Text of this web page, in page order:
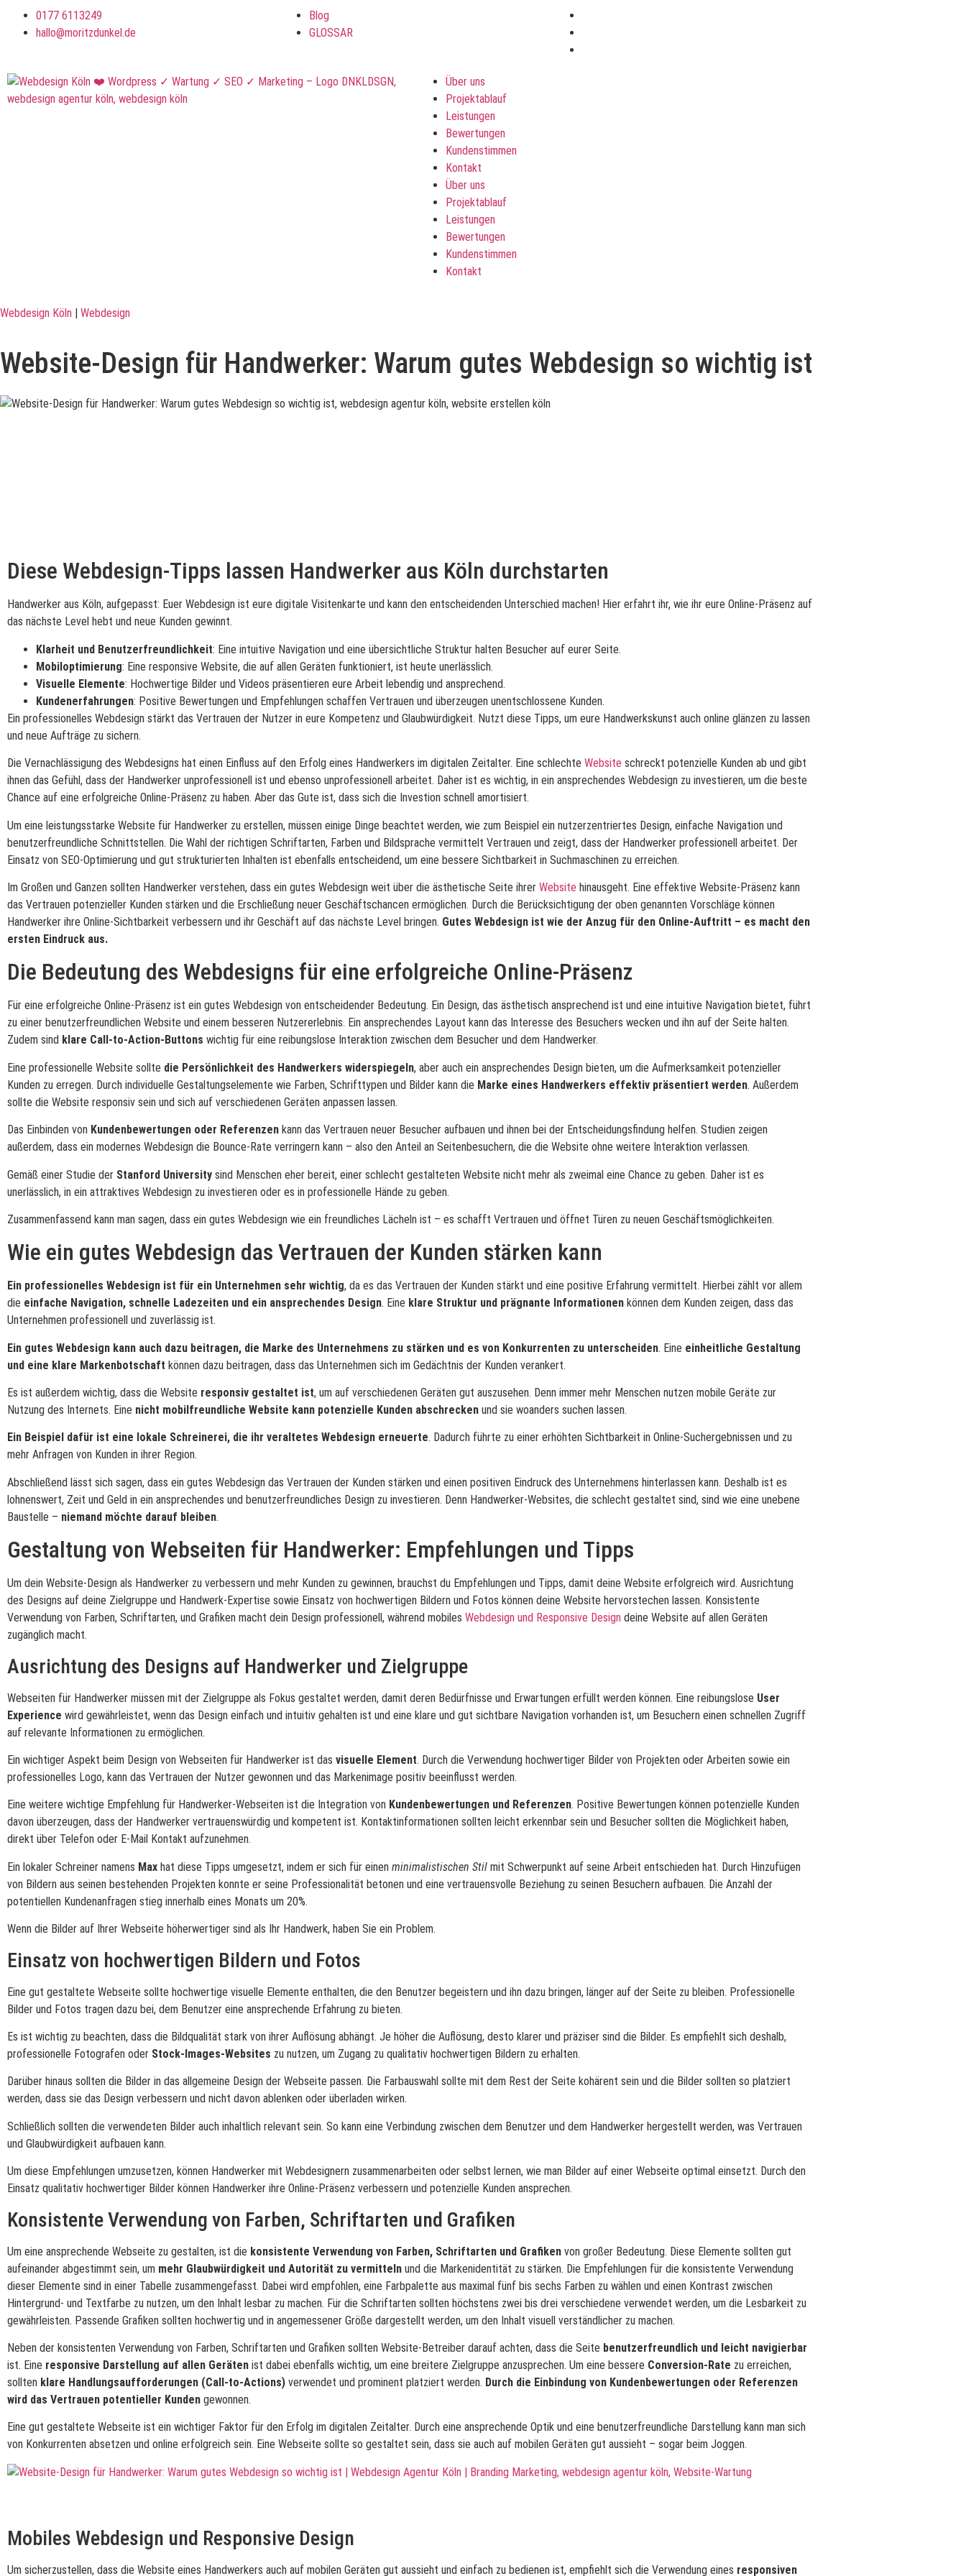
0177 6113249
hallo@moritzdunkel.de
Blog
GLOSSAR
Über uns
Projektablauf
Leistungen
Bewertungen
Kundenstimmen
Kontakt
Über uns
Projektablauf
Leistungen
Bewertungen
Kundenstimmen
Kontakt
Webdesign Köln | Webdesign
Website-Design für Handwerker: Warum gutes Webdesign so wichtig ist
Diese Webdesign-Tipps lassen Handwerker aus Köln durchstarten
Handwerker aus Köln, aufgepasst: Euer Webdesign ist eure digitale Visitenkarte und kann den entscheidenden Unterschied machen! Hier erfahrt ihr, wie ihr eure Online-Präsenz auf
das nächste Level hebt und neue Kunden gewinnt.
Klarheit und Benutzerfreundlichkeit: Eine intuitive Navigation und eine übersichtliche Struktur halten Besucher auf eurer Seite.
Mobiloptimierung: Eine responsive Website, die auf allen Geräten funktioniert, ist heute unerlässlich.
Visuelle Elemente: Hochwertige Bilder und Videos präsentieren eure Arbeit lebendig und ansprechend.
Kundenerfahrungen: Positive Bewertungen und Empfehlungen schaffen Vertrauen und überzeugen unentschlossene Kunden.
Ein professionelles Webdesign stärkt das Vertrauen der Nutzer in eure Kompetenz und Glaubwürdigkeit. Nutzt diese Tipps, um eure Handwerkskunst auch online glänzen zu lassen
und neue Aufträge zu sichern.
Die Vernachlässigung des Webdesigns hat einen Einfluss auf den Erfolg eines Handwerkers im digitalen Zeitalter. Eine schlechte Website schreckt potenzielle Kunden ab und gibt
ihnen das Gefühl, dass der Handwerker unprofessionell ist und ebenso unprofessionell arbeitet. Daher ist es wichtig, in ein ansprechendes Webdesign zu investieren, um die beste
Chance auf eine erfolgreiche Online-Präsenz zu haben. Aber das Gute ist, dass sich die Investion schnell amortisiert.
Um eine leistungsstarke Website für Handwerker zu erstellen, müssen einige Dinge beachtet werden, wie zum Beispiel ein nutzerzentriertes Design, einfache Navigation und
benutzerfreundliche Schnittstellen. Die Wahl der richtigen Schriftarten, Farben und Bildsprache vermittelt Vertrauen und zeigt, dass der Handwerker professionell arbeitet. Der
Einsatz von SEO-Optimierung und gut strukturierten Inhalten ist ebenfalls entscheidend, um eine bessere Sichtbarkeit in Suchmaschinen zu erreichen.
Im Großen und Ganzen sollten Handwerker verstehen, dass ein gutes Webdesign weit über die ästhetische Seite ihrer Website hinausgeht. Eine effektive Website-Präsenz kann
das Vertrauen potenzieller Kunden stärken und die Erschließung neuer Geschäftschancen ermöglichen. Durch die Berücksichtigung der oben genannten Vorschläge können
Handwerker ihre Online-Sichtbarkeit verbessern und ihr Geschäft auf das nächste Level bringen. Gutes Webdesign ist wie der Anzug für den Online-Auftritt – es macht den
ersten Eindruck aus.
Die Bedeutung des Webdesigns für eine erfolgreiche Online-Präsenz
Für eine erfolgreiche Online-Präsenz ist ein gutes Webdesign von entscheidender Bedeutung. Ein Design, das ästhetisch ansprechend ist und eine intuitive Navigation bietet, führt
zu einer benutzerfreundlichen Website und einem besseren Nutzererlebnis. Ein ansprechendes Layout kann das Interesse des Besuchers wecken und ihn auf der Seite halten.
Zudem sind klare Call-to-Action-Buttons wichtig für eine reibungslose Interaktion zwischen dem Besucher und dem Handwerker.
Eine professionelle Website sollte die Persönlichkeit des Handwerkers widerspiegeln, aber auch ein ansprechendes Design bieten, um die Aufmerksamkeit potenzieller
Kunden zu erregen. Durch individuelle Gestaltungselemente wie Farben, Schrifttypen und Bilder kann die Marke eines Handwerkers effektiv präsentiert werden. Außerdem
sollte die Website responsiv sein und sich auf verschiedenen Geräten anpassen lassen.
Das Einbinden von Kundenbewertungen oder Referenzen kann das Vertrauen neuer Besucher aufbauen und ihnen bei der Entscheidungsfindung helfen. Studien zeigen
außerdem, dass ein modernes Webdesign die Bounce-Rate verringern kann – also den Anteil an Seitenbesuchern, die die Website ohne weitere Interaktion verlassen.
Gemäß einer Studie der Stanford University sind Menschen eher bereit, einer schlecht gestalteten Website nicht mehr als zweimal eine Chance zu geben. Daher ist es
unerlässlich, in ein attraktives Webdesign zu investieren oder es in professionelle Hände zu geben.
Zusammenfassend kann man sagen, dass ein gutes Webdesign wie ein freundliches Lächeln ist – es schafft Vertrauen und öffnet Türen zu neuen Geschäftsmöglichkeiten.
Wie ein gutes Webdesign das Vertrauen der Kunden stärken kann
Ein professionelles Webdesign ist für ein Unternehmen sehr wichtig, da es das Vertrauen der Kunden stärkt und eine positive Erfahrung vermittelt. Hierbei zählt vor allem
die einfache Navigation, schnelle Ladezeiten und ein ansprechendes Design. Eine klare Struktur und prägnante Informationen können dem Kunden zeigen, dass das
Unternehmen professionell und zuverlässig ist.
Ein gutes Webdesign kann auch dazu beitragen, die Marke des Unternehmens zu stärken und es von Konkurrenten zu unterscheiden. Eine einheitliche Gestaltung
und eine klare Markenbotschaft können dazu beitragen, dass das Unternehmen sich im Gedächtnis der Kunden verankert.
Es ist außerdem wichtig, dass die Website responsiv gestaltet ist, um auf verschiedenen Geräten gut auszusehen. Denn immer mehr Menschen nutzen mobile Geräte zur
Nutzung des Internets. Eine nicht mobilfreundliche Website kann potenzielle Kunden abschrecken und sie woanders suchen lassen.
Ein Beispiel dafür ist eine lokale Schreinerei, die ihr veraltetes Webdesign erneuerte. Dadurch führte zu einer erhöhten Sichtbarkeit in Online-Suchergebnissen und zu
mehr Anfragen von Kunden in ihrer Region.
Abschließend lässt sich sagen, dass ein gutes Webdesign das Vertrauen der Kunden stärken und einen positiven Eindruck des Unternehmens hinterlassen kann. Deshalb ist es
lohnenswert, Zeit und Geld in ein ansprechendes und benutzerfreundliches Design zu investieren. Denn Handwerker-Websites, die schlecht gestaltet sind, sind wie eine unebene
Baustelle – niemand möchte darauf bleiben.
Gestaltung von Webseiten für Handwerker: Empfehlungen und Tipps
Um dein Website-Design als Handwerker zu verbessern und mehr Kunden zu gewinnen, brauchst du Empfehlungen und Tipps, damit deine Website erfolgreich wird. Ausrichtung
des Designs auf deine Zielgruppe und Handwerk-Expertise sowie Einsatz von hochwertigen Bildern und Fotos können deine Website hervorstechen lassen. Konsistente
Verwendung von Farben, Schriftarten, und Grafiken macht dein Design professionell, während mobiles Webdesign und Responsive Design deine Website auf allen Geräten
zugänglich macht.
Ausrichtung des Designs auf Handwerker und Zielgruppe
Webseiten für Handwerker müssen mit der Zielgruppe als Fokus gestaltet werden, damit deren Bedürfnisse und Erwartungen erfüllt werden können. Eine reibungslose User
Experience wird gewährleistet, wenn das Design einfach und intuitiv gehalten ist und eine klare und gut sichtbare Navigation vorhanden ist, um Besuchern einen schnellen Zugriff
auf relevante Informationen zu ermöglichen.
Ein wichtiger Aspekt beim Design von Webseiten für Handwerker ist das visuelle Element. Durch die Verwendung hochwertiger Bilder von Projekten oder Arbeiten sowie ein
professionelles Logo, kann das Vertrauen der Nutzer gewonnen und das Markenimage positiv beeinflusst werden.
Eine weitere wichtige Empfehlung für Handwerker-Webseiten ist die Integration von Kundenbewertungen und Referenzen. Positive Bewertungen können potenzielle Kunden
davon überzeugen, dass der Handwerker vertrauenswürdig und kompetent ist. Kontaktinformationen sollten leicht erkennbar sein und Besucher sollten die Möglichkeit haben,
direkt über Telefon oder E-Mail Kontakt aufzunehmen.
Ein lokaler Schreiner namens Max hat diese Tipps umgesetzt, indem er sich für einen minimalistischen Stil mit Schwerpunkt auf seine Arbeit entschieden hat. Durch Hinzufügen
von Bildern aus seinen bestehenden Projekten konnte er seine Professionalität betonen und eine vertrauensvolle Beziehung zu seinen Besuchern aufbauen. Die Anzahl der
potentiellen Kundenanfragen stieg innerhalb eines Monats um 20%.
Wenn die Bilder auf Ihrer Webseite höherwertiger sind als Ihr Handwerk, haben Sie ein Problem.
Einsatz von hochwertigen Bildern und Fotos
Eine gut gestaltete Webseite sollte hochwertige visuelle Elemente enthalten, die den Benutzer begeistern und ihn dazu bringen, länger auf der Seite zu bleiben. Professionelle
Bilder und Fotos tragen dazu bei, dem Benutzer eine ansprechende Erfahrung zu bieten.
Es ist wichtig zu beachten, dass die Bildqualität stark von ihrer Auflösung abhängt. Je höher die Auflösung, desto klarer und präziser sind die Bilder. Es empfiehlt sich deshalb,
professionelle Fotografen oder Stock-Images-Websites zu nutzen, um Zugang zu qualitativ hochwertigen Bildern zu erhalten.
Darüber hinaus sollten die Bilder in das allgemeine Design der Webseite passen. Die Farbauswahl sollte mit dem Rest der Seite kohärent sein und die Bilder sollten so platziert
werden, dass sie das Design verbessern und nicht davon ablenken oder überladen wirken.
Schließlich sollten die verwendeten Bilder auch inhaltlich relevant sein. So kann eine Verbindung zwischen dem Benutzer und dem Handwerker hergestellt werden, was Vertrauen
und Glaubwürdigkeit aufbauen kann.
Um diese Empfehlungen umzusetzen, können Handwerker mit Webdesignern zusammenarbeiten oder selbst lernen, wie man Bilder auf einer Webseite optimal einsetzt. Durch den
Einsatz qualitativ hochwertiger Bilder können Handwerker ihre Online-Präsenz verbessern und potenzielle Kunden ansprechen.
Konsistente Verwendung von Farben, Schriftarten und Grafiken
Um eine ansprechende Webseite zu gestalten, ist die konsistente Verwendung von Farben, Schriftarten und Grafiken von großer Bedeutung. Diese Elemente sollten gut
aufeinander abgestimmt sein, um mehr Glaubwürdigkeit und Autorität zu vermitteln und die Markenidentität zu stärken. Die Empfehlungen für die konsistente Verwendung
dieser Elemente sind in einer Tabelle zusammengefasst. Dabei wird empfohlen, eine Farbpalette aus maximal fünf bis sechs Farben zu wählen und einen Kontrast zwischen
Hintergrund- und Textfarbe zu nutzen, um den Inhalt lesbar zu machen. Für die Schriftarten sollten höchstens zwei bis drei verschiedene verwendet werden, um die Lesbarkeit zu
gewährleisten. Passende Grafiken sollten hochwertig und in angemessener Größe dargestellt werden, um den Inhalt visuell verständlicher zu machen.
Neben der konsistenten Verwendung von Farben, Schriftarten und Grafiken sollten Website-Betreiber darauf achten, dass die Seite benutzerfreundlich und leicht navigierbar
ist. Eine responsive Darstellung auf allen Geräten ist dabei ebenfalls wichtig, um eine breitere Zielgruppe anzusprechen. Um eine bessere Conversion-Rate zu erreichen,
sollten klare Handlungsaufforderungen (Call-to-Actions) verwendet und prominent platziert werden. Durch die Einbindung von Kundenbewertungen oder Referenzen
wird das Vertrauen potentieller Kunden gewonnen.
Eine gut gestaltete Webseite ist ein wichtiger Faktor für den Erfolg im digitalen Zeitalter. Durch eine ansprechende Optik und eine benutzerfreundliche Darstellung kann man sich
von Konkurrenten absetzen und online erfolgreich sein. Eine Webseite sollte so gestaltet sein, dass sie auch auf mobilen Geräten gut aussieht – sogar beim Joggen.
Mobiles Webdesign und Responsive Design
Um sicherzustellen, dass die Website eines Handwerkers auch auf mobilen Geräten gut aussieht und einfach zu bedienen ist, empfiehlt sich die Verwendung eines responsiven